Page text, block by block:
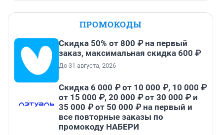
ПРОМОКОДЫ
Скидка 50% от 800 ₽ на первый
заказ, максимальная скидка 600 ₽
До 31 августа, 2026
Скидка 6 000 ₽ от 10 000 ₽, 10 000 ₽
от 15 000 ₽, 20 000 ₽ от 30 000 ₽ и
35 000 ₽ от 50 000 ₽ на первый и
все повторные заказы по
промокоду НАБЕРИ